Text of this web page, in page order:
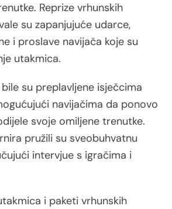
Reprize vrhunskih
su zapanjujuće udarce,
i proslave navijača koje su
utakmica.
su preplavljene isječcima
navijačima da ponovo
svoje omiljene trenutke.
pružili su sveobuhvatnu
intervjue s igračima i
i paketi vrhunskih